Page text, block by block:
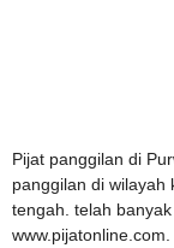
Pijat panggilan di
panggilan di wilayah
tengah. telah